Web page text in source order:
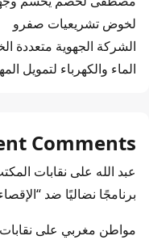
لخوض تشريعيات صفرو
الشركة الجهوية متعددة
الماء والكهرباء لتمويل
Comments
عبد الله على نقابات
برنامجًا نضاليًا ضد
مواطن مغربي على